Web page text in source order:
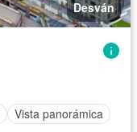
Desván
Vista panorámica